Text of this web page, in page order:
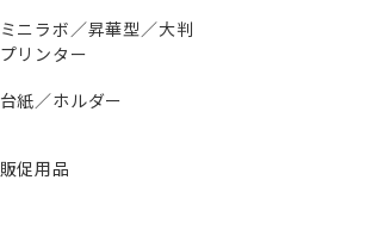
ミニラボ／昇華型／大判
プリンター
台紙／ホルダー
販促用品